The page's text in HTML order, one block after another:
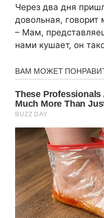
Через два дня
довольная, говорит
– Мам,
нами кушает, он